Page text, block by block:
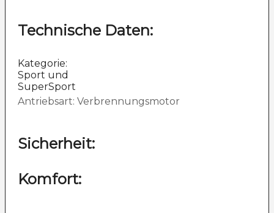
Technische Daten:
Kategorie:
Sport und
SuperSport
Antriebsart: Verbrennungsmotor
Sicherheit:
Komfort: